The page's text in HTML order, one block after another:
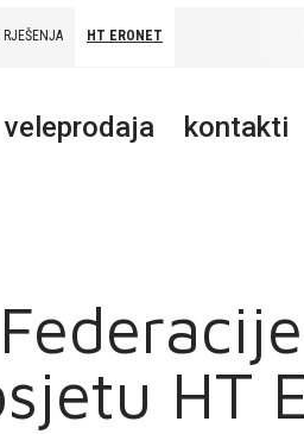
RJEŠENJA HT ERONET
veleprodaja kontakti
HT